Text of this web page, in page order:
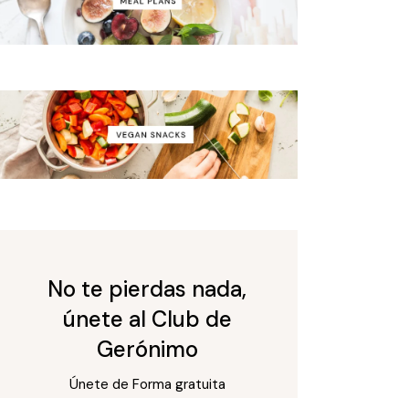
No te pierdas nada,
únete al Club de
Gerónimo
Únete de Forma gratuita